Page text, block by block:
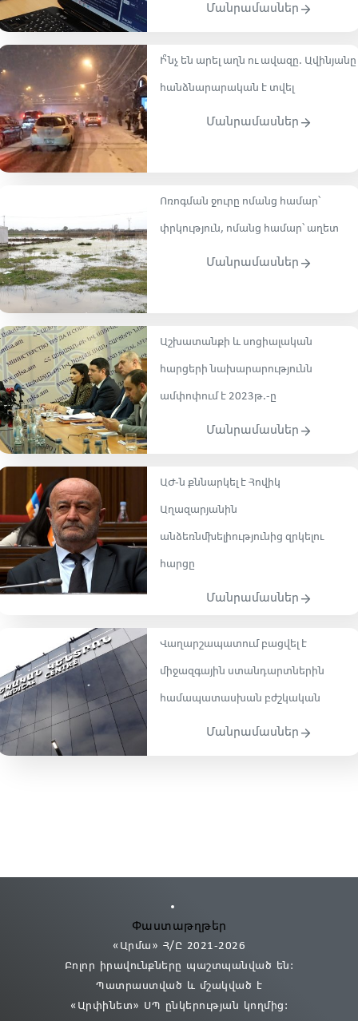
Մանրամասներ
Ի՞նչ են արել աղն ու ավազը․ Ավինյանը
հանձնարարական է տվել
Մանրամասներ
Ոռոգման ջուրը ոմանց համար՝
փրկություն, ոմանց համար՝ աղետ
Մանրամասներ
Աշխատանքի և սոցիալական
հարցերի նախարարությունն
ամփոփում է 2023թ․-ը
Մանրամասներ
ԱԺ-ն քննարկել է Հովիկ
Աղազարյանին
անձեռնմխելիությունից զրկելու
հարցը
Մանրամասներ
Վաղարշապատում բացվել է
միջազգային ստանդարտներին
hամապատասխան բժշկական
Մանրամասներ
Փաստաթղթեր
«Արմա» Հ/Ը 2021-2026
Բոլոր իրավունքները պաշտպանված են:
Պատրաստված և մշակված է
«Արփինետ» ՍՊ ընկերության կողմից։